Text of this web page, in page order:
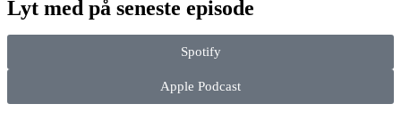
Lyt med på seneste episode
Spotify
Apple Podcast